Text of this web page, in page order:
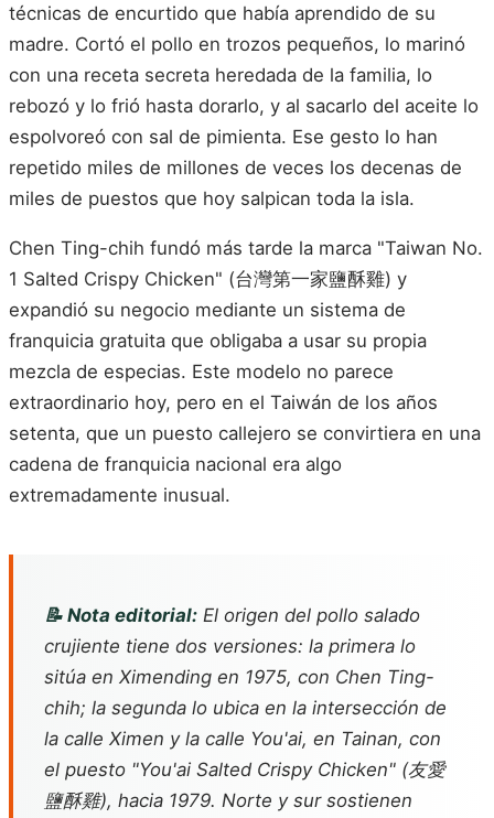
técnicas de encurtido que había aprendido de su
madre. Cortó el pollo en trozos pequeños, lo marinó
con una receta secreta heredada de la familia, lo
rebozó y lo frió hasta dorarlo, y al sacarlo del aceite lo
espolvoreó con sal de pimienta. Ese gesto lo han
repetido miles de millones de veces los decenas de
miles de puestos que hoy salpican toda la isla.
Chen Ting-chih fundó más tarde la marca "Taiwan No.
1 Salted Crispy Chicken" (台灣第一家鹽酥雞) y
expandió su negocio mediante un sistema de
franquicia gratuita que obligaba a usar su propia
mezcla de especias. Este modelo no parece
extraordinario hoy, pero en el Taiwán de los años
setenta, que un puesto callejero se convirtiera en una
cadena de franquicia nacional era algo
extremadamente inusual.
📝 Nota editorial: El origen del pollo salado
crujiente tiene dos versiones: la primera lo
sitúa en Ximending en 1975, con Chen Ting-
chih; la segunda lo ubica en la intersección de
la calle Ximen y la calle You'ai, en Tainan, con
el puesto "You'ai Salted Crispy Chicken" (友愛
鹽酥雞), hacia 1979. Norte y sur sostienen